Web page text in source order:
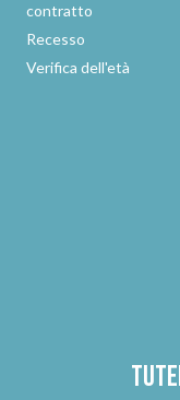
contratto
Recesso
Verifica dell'età